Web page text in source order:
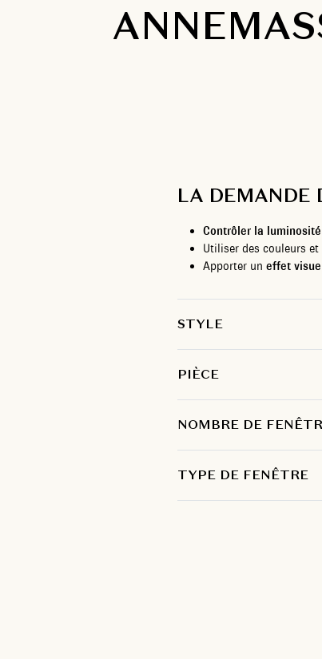
LA DEMANDE
Contrôler la luminosité
Utiliser des couleurs
Apporter un effet
STYLE
PIÈCE
NOMBRE DE
TYPE DE FENÊTRE